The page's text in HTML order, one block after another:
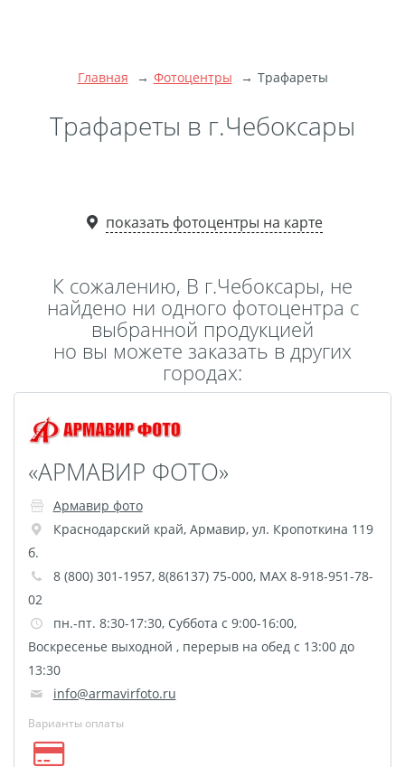
печать
Фото на холсте с
Модульные картины
подрамника
Фотоколлаж
Фотобокс
Дибонд
Печать на
Фото на стекле и
акриле
Печать на баннере
Фотообои
пленке
Рекламные конструкции
Напольная графика
Широкоформатное
ламинирование
Изготовление баннеров
Главная Фотоцентры Трафареты
Трафареты в г.Чебоксары
показать фотоцентры на карте
К сожалению, В г.Чебоксары, не
найдено ни одного фотоцентра с
выбранной продукцией
но вы можете заказать в других
городах:
«АРМАВИР ФОТО»
Армавир фото
Краснодарский край, Армавир, ул. Кропоткина 119
б.
8 (800) 301-1957, 8(86137) 75-000, MAX 8-918-951-78-
02
пн.-пт. 8:30-17:30, Суббота с 9:00-16:00,
Воскресенье выходной , перерыв на обед с 13:00 до
13:30
info@armavirfoto.ru
Варианты оплаты